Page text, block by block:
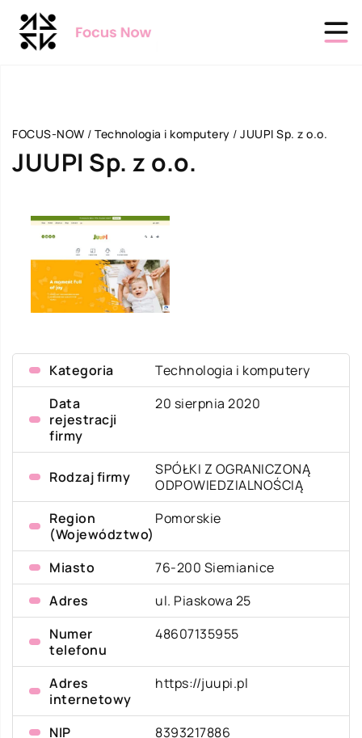
FOCUS-NOW / Technologia i komputery / JUUPI Sp. z o.o.
JUUPI Sp. z o.o.
Kategoria
Technologia i komputery
Data
rejestracji
firmy
20 sierpnia 2020
Rodzaj firmy
SPÓŁKI Z OGRANICZONĄ
ODPOWIEDZIALNOŚCIĄ
Region
(Województwo)
Pomorskie
Miasto
76-200 Siemianice
Adres
ul. Piaskowa 25
Numer
telefonu
48607135955
Adres
internetowy
https://juupi.pl
NIP
8393217886